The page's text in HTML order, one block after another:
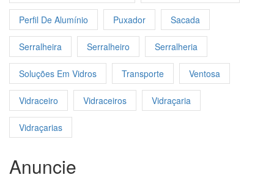
Perfil De Alumínio Puxador Sacada
Serralheira Serralheiro Serralheria
Soluções Em Vidros Transporte Ventosa
Vidraceiro Vidraceiros Vidraçaria
Vidraçarias
Anuncie